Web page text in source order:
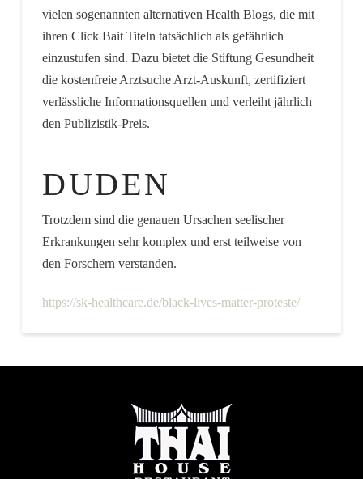
vielen sogenannten alternativen Health Blogs, die mit
ihren Click Bait Titeln tatsächlich als gefährlich
einzustufen sind. Dazu bietet die Stiftung Gesundheit
die kostenfreie Arztsuche Arzt-Auskunft, zertifiziert
verlässliche Informationsquellen und verleiht jährlich
den Publizistik-Preis.
DUDEN
Trotzdem sind die genauen Ursachen seelischer
Erkrankungen sehr komplex und erst teilweise von
den Forschern verstanden.
https://sk-healthcare.de/black-lives-matter-proteste/